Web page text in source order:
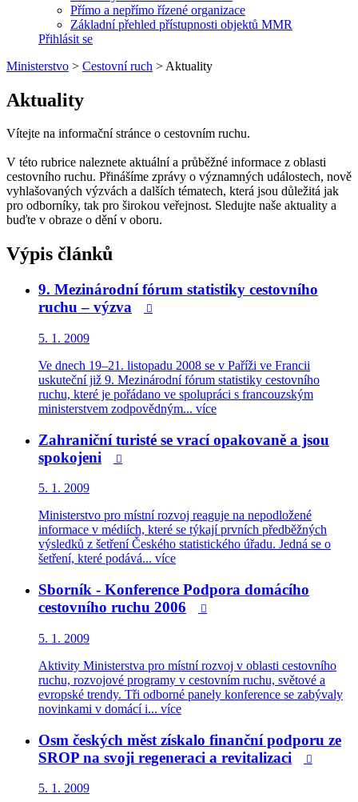
Přímo a nepřímo řízené organizace
Základní přehled přístupnosti objektů MMR
Přihlásit se
Ministerstvo > Cestovní ruch > Aktuality
Aktuality
Vítejte na informační stránce o cestovním ruchu.
V této rubrice naleznete aktuální a průběžné informace z oblasti
cestovního ruchu. Přinášíme zprávy o významných událostech, nově
vyhlašovaných výzvách a dalších tématech, která jsou důležitá jak
pro odborníky, tak pro širokou veřejnost. Sledujte naše aktuality a
buďte v obraze o dění v oboru.
Výpis článků
9. Mezinárodní fórum statistiky cestovního
ruchu – výzva

5. 1. 2009
Ve dnech 19–21. listopadu 2008 se v Paříži ve Francii
uskuteční již 9. Mezinárodní fórum statistiky cestovního
ruchu, které je pořádano ve spolupráci s francouzským
ministerstvem zodpovědným... více
Zahraniční turisté se vrací opakovaně a jsou
spokojeni

5. 1. 2009
Ministerstvo pro místní rozvoj reaguje na nepodložené
informace v médiích, které se týkají prvních předběžných
výsledků z šetření Českého statistického úřadu. Jedná se o
šetření, které podává... více
Sborník - Konference Podpora domácího
cestovního ruchu 2006

5. 1. 2009
Aktivity Ministerstva pro místní rozvoj v oblasti cestovního
ruchu, rozvojové programy v cestovním ruchu, světové a
evropské trendy. Tři odborné panely konference se zabývaly
novinkami v domácí i... více
Osm českých měst získalo finanční podporu ze
SROP na svoji regeneraci a revitalizaci

5. 1. 2009